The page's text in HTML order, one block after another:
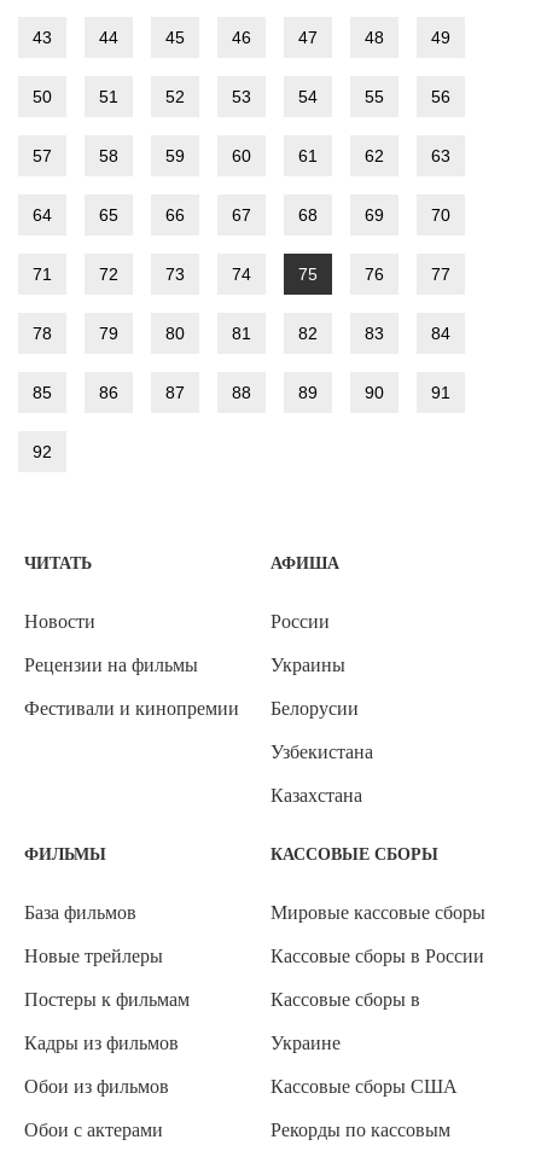
43 44 45 46 47 48 49
50 51 52 53 54 55 56
57 58 59 60 61 62 63
64 65 66 67 68 69 70
71 72 73 74 75 76 77
78 79 80 81 82 83 84
85 86 87 88 89 90 91
92
ЧИТАТЬ
Новости
Рецензии на фильмы
Фестивали и кинопремии
АФИША
России
Украины
Белорусии
Узбекистана
Казахстана
ФИЛЬМЫ
База фильмов
Новые трейлеры
Постеры к фильмам
Кадры из фильмов
Обои из фильмов
Обои с актерами
КАССОВЫЕ СБОРЫ
Мировые кассовые сборы
Кассовые сборы в России
Кассовые сборы в
Украине
Кассовые сборы США
Рекорды по кассовым